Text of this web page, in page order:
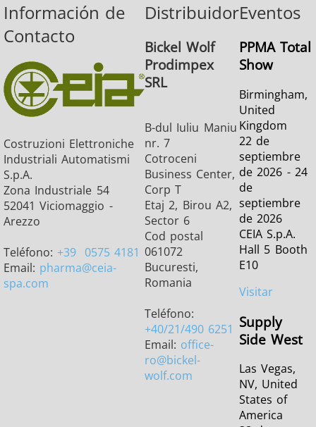
Información de
Contacto
Costruzioni Elettroniche
Industriali Automatismi
S.p.A.
Zona Industriale 54
52041 Viciomaggio -
Arezzo
Teléfono:+39 0575 4181
Email: pharma@ceia-
spa.com
Distribuidor
Bickel Wolf
Prodimpex
SRL
B-dul Iuliu Maniu
nr. 7
Cotroceni
Business Center,
Corp T
Etaj 2, Birou A2,
Sector 6
Cod postal
061072
Bucuresti,
Romania
Teléfono:
+40/21/490 6251
Email: office-
ro@bickel-
wolf.com
Eventos
PPMA Total
Show
Birmingham,
United
Kingdom
22 de
septiembre
de 2026 - 24
de
septiembre
de 2026
CEIA S.p.A.
Hall 5 Booth
E10
Visitar
Supply
Side West
Las Vegas,
NV, United
States of
America